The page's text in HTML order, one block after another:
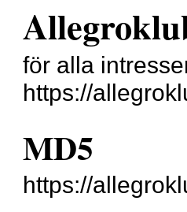
för alla
https://
MD5
https://